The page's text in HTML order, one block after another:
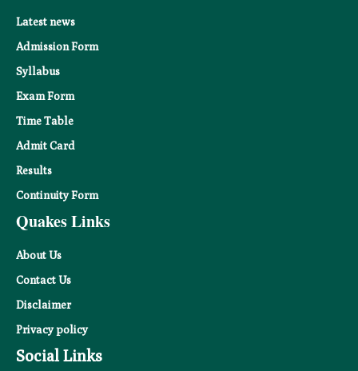
Latest news
Admission Form
Syllabus
Exam Form
Time Table
Admit Card
Results
Continuity Form
Quakes Links
About Us
Contact Us
Disclaimer
Privacypolicy
Social Links